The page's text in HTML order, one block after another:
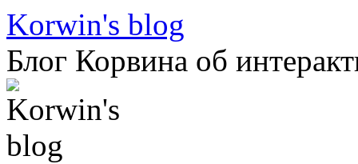
Перейти
содержимому
Korwin's blog
Блог Корвина об